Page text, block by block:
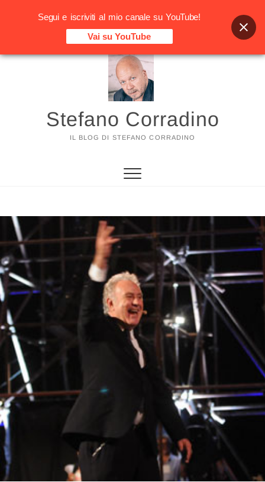
Vai
Stefano Corradino
IL BLOG DI STEFANO CORRADINO
Segui e iscriviti al mio canale su YouTube!
Vai su YouTube